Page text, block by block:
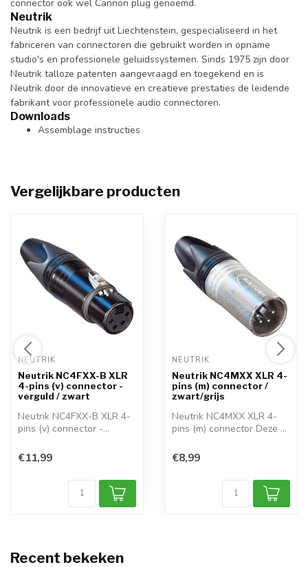
connector ook wel Cannon plug genoemd.
Neutrik
Neutrik is een bedrijf uit Liechtenstein, gespecialiseerd in het
fabriceren van connectoren die gebruikt worden in opname
studio's en professionele geluidssystemen. Sinds 1975 zijn door
Neutrik talloze patenten aangevraagd en toegekend en is
Neutrik door de innovatieve en creatieve prestaties de leidende
fabrikant voor professionele audio connectoren.
Downloads
Assemblage instructies
Vergelijkbare producten
NEUTRIK
Neutrik NC4FXX-B XLR
4-pins (v) connector -
verguld / zwart
Neutrik NC4FXX-B XLR 4-
pins (v) connector -
€11,99
NEUTRIK
Neutrik NC4MXX XLR 4-
pins (m) connector /
zwart/grijs
Neutrik NC4MXX XLR 4-
pins (m) connector Deze 4-
€8,99
Recent bekeken